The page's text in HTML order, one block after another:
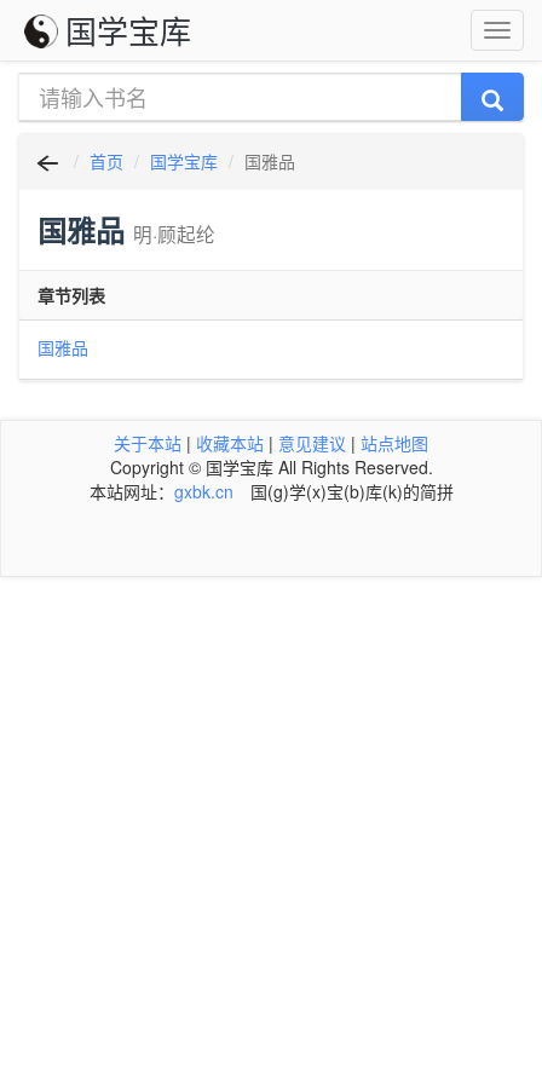
国学宝库
首页 国学宝库 国雅品
国雅品 明·顾起纶
章节列表
国雅品
关于本站 | 收藏本站 | 意见建议 | 站点地图
Copyright © 国学宝库 All Rights Reserved.
本站网址： gxbk.cn 国(g)学(x)宝(b)库(k)的简拼